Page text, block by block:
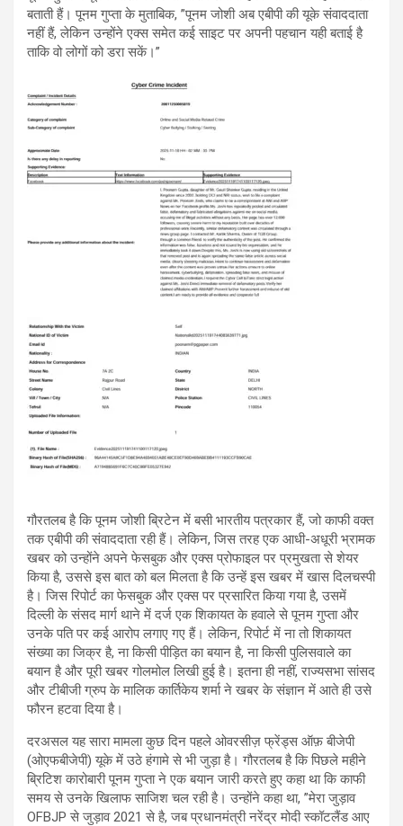
बताती हैं। पूनम गुप्ता के मुताबिक, ”पूनम जोशी अब एबीपी की यूके संवाददाता
नहीं हैं, लेकिन उन्होंने एक्स समेत कई साइट पर अपनी पहचान यही बताई है
ताकि वो लोगों को डरा सकें।”
गौरतलब है कि पूनम जोशी ब्रिटेन में बसी भारतीय पत्रकार हैं, जो काफी वक्त
तक एबीपी की संवाददाता रही हैं। लेकिन, जिस तरह एक आधी-अधूरी भ्रामक
खबर को उन्होंने अपने फेसबुक और एक्स प्रोफाइल पर प्रमुखता से शेयर
किया है, उससे इस बात को बल मिलता है कि उन्हें इस खबर में खास दिलचस्पी
है। जिस रिपोर्ट का फेसबुक और एक्स पर प्रसारित किया गया है, उसमें
दिल्ली के संसद मार्ग थाने में दर्ज एक शिकायत के हवाले से पूनम गुप्ता और
उनके पति पर कई आरोप लगाए गए हैं। लेकिन, रिपोर्ट में ना तो शिकायत
संख्या का जिक्र है, ना किसी पीड़ित का बयान है, ना किसी पुलिसवाले का
बयान है और पूरी खबर गोलमोल लिखी हुई है। इतना ही नहीं, राज्यसभा सांसद
और टीबीजी ग्रुप के मालिक कार्तिकेय शर्मा ने खबर के संज्ञान में आते ही उसे
फौरन हटवा दिया है।
दरअसल यह सारा मामला कुछ दिन पहले ओवरसीज़ फ्रेंड्स ऑफ़ बीजेपी
(ओएफबीजेपी) यूके में उठे हंगामे से भी जुड़ा है। गौरतलब है कि पिछले महीने
ब्रिटिश कारोबारी पूनम गुप्ता ने एक बयान जारी करते हुए कहा था कि काफी
समय से उनके खिलाफ साजिश चल रही है। उन्होंने कहा था, ”मेरा जुड़ाव
OFBJP से जुड़ाव 2021 से है, जब प्रधानमंत्री नरेंद्र मोदी स्कॉटलैंड आए